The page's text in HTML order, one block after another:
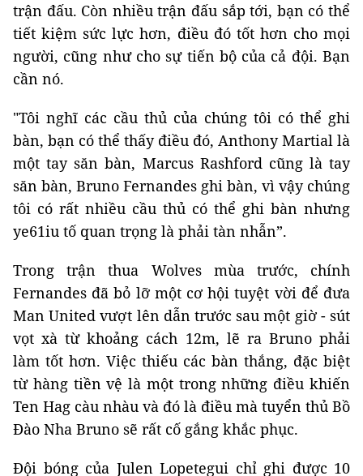
trận đấu. Còn nhiều trận đấu sắp tới, bạn có thể
tiết kiệm sức lực hơn, điều đó tốt hơn cho mọi
người, cũng như cho sự tiến bộ của cả đội. Bạn
cần nó.
"Tôi nghĩ các cầu thủ của chúng tôi có thể ghi
bàn, bạn có thể thấy điều đó, Anthony Martial là
một tay săn bàn, Marcus Rashford cũng là tay
săn bàn, Bruno Fernandes ghi bàn, vì vậy chúng
tôi có rất nhiều cầu thủ có thể ghi bàn nhưng
ye61iu tố quan trọng là phải tàn nhẫn”.
Trong trận thua Wolves mùa trước, chính
Fernandes đã bỏ lỡ một cơ hội tuyệt vời để đưa
Man United vượt lên dẫn trước sau một giờ - sút
vọt xà từ khoảng cách 12m, lẽ ra Bruno phải
làm tốt hơn. Việc thiếu các bàn thắng, đặc biệt
từ hàng tiền vệ là một trong những điều khiến
Ten Hag càu nhàu và đó là điều mà tuyển thủ Bồ
Đào Nha Bruno sẽ rất cố gắng khắc phục.
Đội bóng của Julen Lopetegui chỉ ghi được 10